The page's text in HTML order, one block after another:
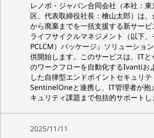
レノボ・ジャパン合同会社（本社：東
区、代表取締役社長：檜山太郎）は、
から廃棄までを一括支援する新サービ
ライフサイクルマネジメント（以下、
PCLCM）パッケージ』ソリューショ
供開始します。このサービスは、ITと
のワークフローを自動化するIvantiお
した自律型エンドポイントセキュリ
SentinelOneと連携し、IT管理者が抱
キュリティ課題まで包括的サポートし
2025/11/11